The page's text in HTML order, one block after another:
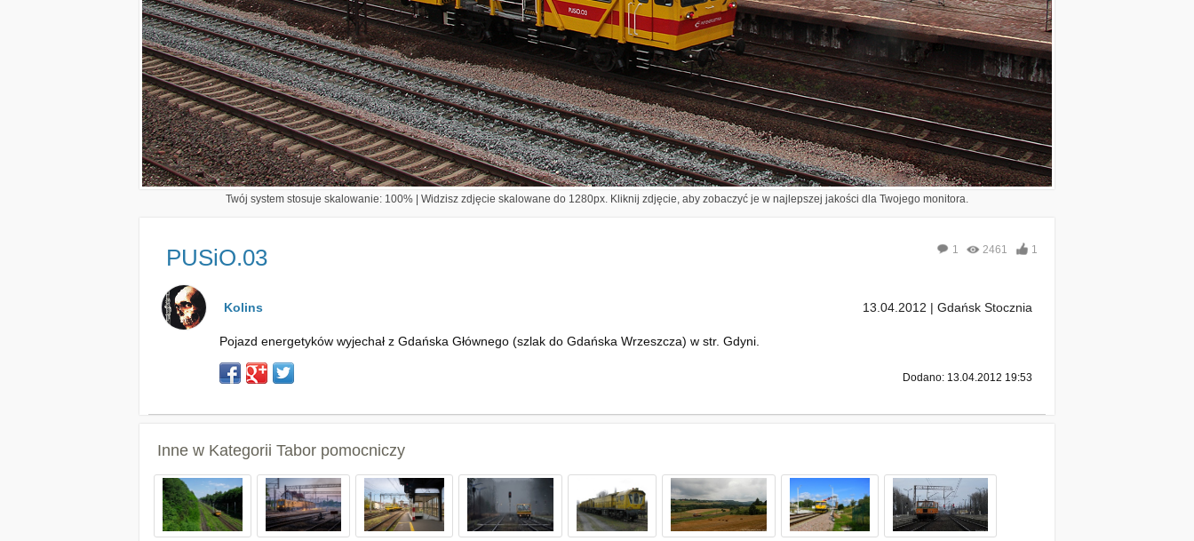
Twój system stosuje skalowanie: 100% | Widzisz zdjęcie skalowane do 1280px. Kliknij zdjęcie, aby zobaczyć je w najlepszej jakości dla Twojego monitora.
PUSiO.03 1 2461 1
Kolins 13.04.2012 | Gdańsk Stocznia
Pojazd energetyków wyjechał z Gdańska Głównego (szlak do Gdańska Wrzeszcza) w str. Gdyni.
Dodano: 13.04.2012 19:53
Inne w Kategorii Tabor pomocniczy